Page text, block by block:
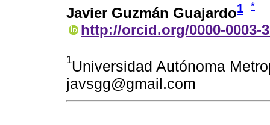
Javier Guzmán Guajardo1 *
http://orcid.org/0000-0003-
1Universidad Autónoma
javsgg@gmail.com